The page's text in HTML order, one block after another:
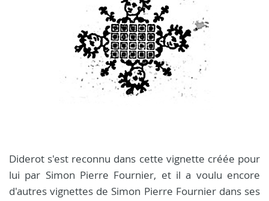
Diderot s'est reconnu dans cette vignette créée pour
lui par Simon Pierre Fournier, et il a voulu encore
d'autres vignettes de Simon Pierre Fournier dans ses